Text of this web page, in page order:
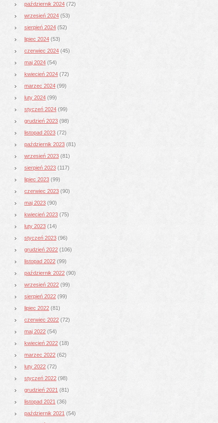
październik 2024 (72)
wrzesień 2024 (53)
sierpień 2024 (52)
lipiec 2024 (53)
czerwiec 2024 (45)
maj 2024 (54)
kwiecień 2024 (72)
marzec 2024 (99)
luty 2024 (99)
styczeń 2024 (99)
grudzień 2023 (98)
listopad 2023 (72)
październik 2023 (81)
wrzesień 2023 (81)
sierpień 2023 (117)
lipiec 2023 (99)
czerwiec 2023 (90)
maj 2023 (90)
kwiecień 2023 (75)
luty 2023 (14)
styczeń 2023 (96)
grudzień 2022 (106)
listopad 2022 (99)
październik 2022 (90)
wrzesień 2022 (99)
sierpień 2022 (99)
lipiec 2022 (81)
czerwiec 2022 (72)
maj 2022 (54)
kwiecień 2022 (18)
marzec 2022 (62)
luty 2022 (72)
styczeń 2022 (98)
grudzień 2021 (81)
listopad 2021 (36)
październik 2021 (54)